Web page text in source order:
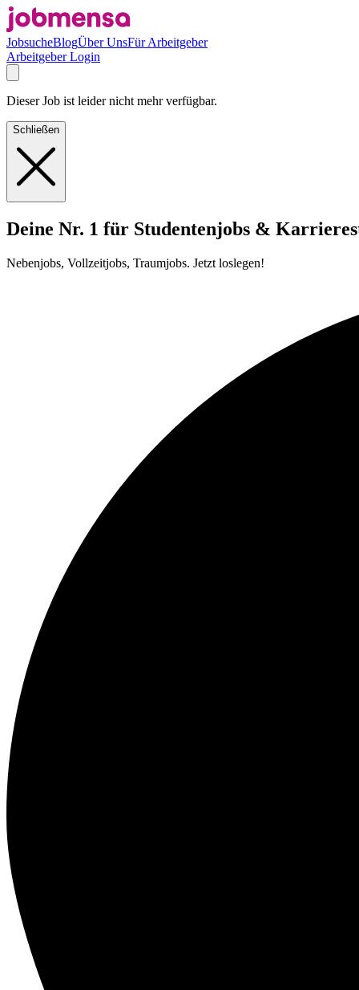
JobsucheBlogÜber UnsFür Arbeitgeber
Arbeitgeber Login
Dieser Job ist leider nicht mehr verfügbar.
Schließen
Deine Nr. 1 für Studentenjobs &
Nebenjobs, Vollzeitjobs, Traumjobs. Jetzt loslegen!